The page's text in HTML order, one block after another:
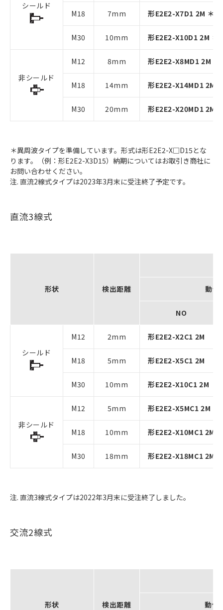
シールド
M18 7mm 形E2E2-X7D1 2M ＊
M30 10mm 形E2E2-X10D1 2M ＊
非シールド
M12 8mm 形E2E2-X8MD1 2M ＊
M18 14mm 形E2E2-X14MD1 2M
M30 20mm 形E2E2-X20MD1 2M
＊異周波タイプを準備しています。形式は形E2E2-X□D15とな
ります。（例：形E2E2-X3D15）納期についてはお取引き商社に
お問い合わせください。
注. 直流2線式タイプは2023年3月末に受注終了予定です。
直流3線式
形状 検出距離 動作
NO
シールド
M12 2mm 形E2E2-X2C1 2M
M18 5mm 形E2E2-X5C1 2M
M30 10mm 形E2E2-X10C1 2M
非シールド
M12 5mm 形E2E2-X5MC1 2M
M18 10mm 形E2E2-X10MC1 2M
M30 18mm 形E2E2-X18MC1 2M
注. 直流3線式タイプは2022年3月末に受注終了しました。
交流2線式
形状 検出距離 動作